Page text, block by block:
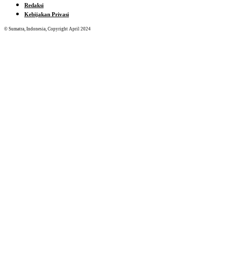
Redaksi
Kebijakan Privasi
© Sumatra, Indonesia, Copyright April 2024